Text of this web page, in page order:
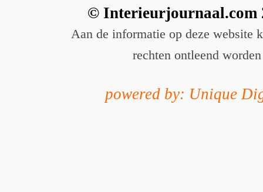
© Interieurjournaal.com
Aan de informatie op deze website
rechten ontleend worden
powered by: Unique